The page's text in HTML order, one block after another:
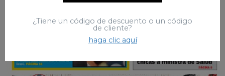
¿Tiene un código de descuento o un código
de cliente?
haga clic aquí